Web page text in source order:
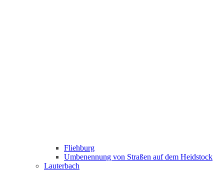
Fliehburg
Umbenennung von Straßen auf dem Heidstock
Lauterbach